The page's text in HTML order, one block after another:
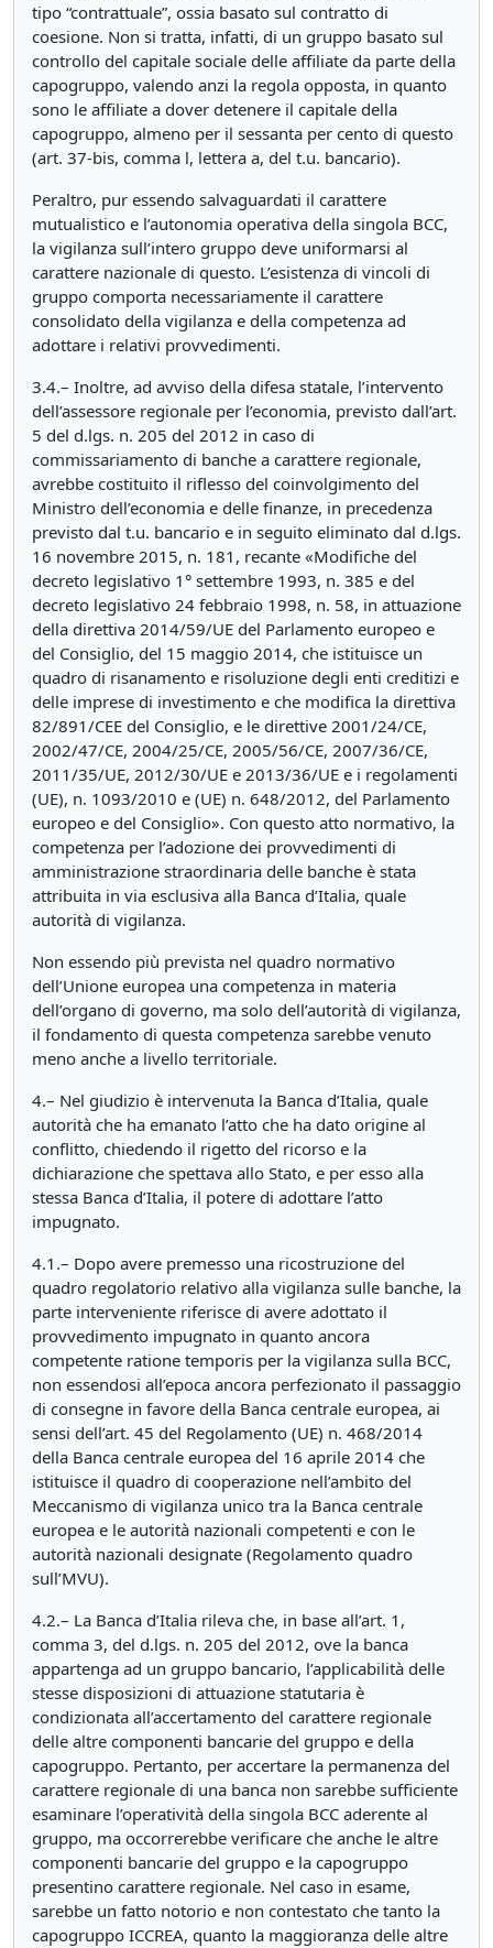
tipo “contrattuale”, ossia basato sul contratto di
coesione. Non si tratta, infatti, di un gruppo basato sul
controllo del capitale sociale delle affiliate da parte della
capogruppo, valendo anzi la regola opposta, in quanto
sono le affiliate a dover detenere il capitale della
capogruppo, almeno per il sessanta per cento di questo
(art. 37-bis, comma l, lettera a, del t.u. bancario).
Peraltro, pur essendo salvaguardati il carattere
mutualistico e l’autonomia operativa della singola BCC,
la vigilanza sull’intero gruppo deve uniformarsi al
carattere nazionale di questo. L’esistenza di vincoli di
gruppo comporta necessariamente il carattere
consolidato della vigilanza e della competenza ad
adottare i relativi provvedimenti.
3.4.– Inoltre, ad avviso della difesa statale, l’intervento
dell’assessore regionale per l’economia, previsto dall’art.
5 del d.lgs. n. 205 del 2012 in caso di
commissariamento di banche a carattere regionale,
avrebbe costituito il riflesso del coinvolgimento del
Ministro dell’economia e delle finanze, in precedenza
previsto dal t.u. bancario e in seguito eliminato dal d.lgs.
16 novembre 2015, n. 181, recante «Modifiche del
decreto legislativo 1° settembre 1993, n. 385 e del
decreto legislativo 24 febbraio 1998, n. 58, in attuazione
della direttiva 2014/59/UE del Parlamento europeo e
del Consiglio, del 15 maggio 2014, che istituisce un
quadro di risanamento e risoluzione degli enti creditizi e
delle imprese di investimento e che modifica la direttiva
82/891/CEE del Consiglio, e le direttive 2001/24/CE,
2002/47/CE, 2004/25/CE, 2005/56/CE, 2007/36/CE,
2011/35/UE, 2012/30/UE e 2013/36/UE e i regolamenti
(UE), n. 1093/2010 e (UE) n. 648/2012, del Parlamento
europeo e del Consiglio». Con questo atto normativo, la
competenza per l’adozione dei provvedimenti di
amministrazione straordinaria delle banche è stata
attribuita in via esclusiva alla Banca d’Italia, quale
autorità di vigilanza.
Non essendo più prevista nel quadro normativo
dell’Unione europea una competenza in materia
dell’organo di governo, ma solo dell’autorità di vigilanza,
il fondamento di questa competenza sarebbe venuto
meno anche a livello territoriale.
4.– Nel giudizio è intervenuta la Banca d’Italia, quale
autorità che ha emanato l’atto che ha dato origine al
conflitto, chiedendo il rigetto del ricorso e la
dichiarazione che spettava allo Stato, e per esso alla
stessa Banca d’Italia, il potere di adottare l’atto
impugnato.
4.1.– Dopo avere premesso una ricostruzione del
quadro regolatorio relativo alla vigilanza sulle banche, la
parte interveniente riferisce di avere adottato il
provvedimento impugnato in quanto ancora
competente ratione temporis per la vigilanza sulla BCC,
non essendosi all’epoca ancora perfezionato il passaggio
di consegne in favore della Banca centrale europea, ai
sensi dell’art. 45 del Regolamento (UE) n. 468/2014
della Banca centrale europea del 16 aprile 2014 che
istituisce il quadro di cooperazione nell’ambito del
Meccanismo di vigilanza unico tra la Banca centrale
europea e le autorità nazionali competenti e con le
autorità nazionali designate (Regolamento quadro
sull’MVU).
4.2.– La Banca d’Italia rileva che, in base all’art. 1,
comma 3, del d.lgs. n. 205 del 2012, ove la banca
appartenga ad un gruppo bancario, l’applicabilità delle
stesse disposizioni di attuazione statutaria è
condizionata all’accertamento del carattere regionale
delle altre componenti bancarie del gruppo e della
capogruppo. Pertanto, per accertare la permanenza del
carattere regionale di una banca non sarebbe sufficiente
esaminare l’operatività della singola BCC aderente al
gruppo, ma occorrerebbe verificare che anche le altre
componenti bancarie del gruppo e la capogruppo
presentino carattere regionale. Nel caso in esame,
sarebbe un fatto notorio e non contestato che tanto la
capogruppo ICCREA, quanto la maggioranza delle altre